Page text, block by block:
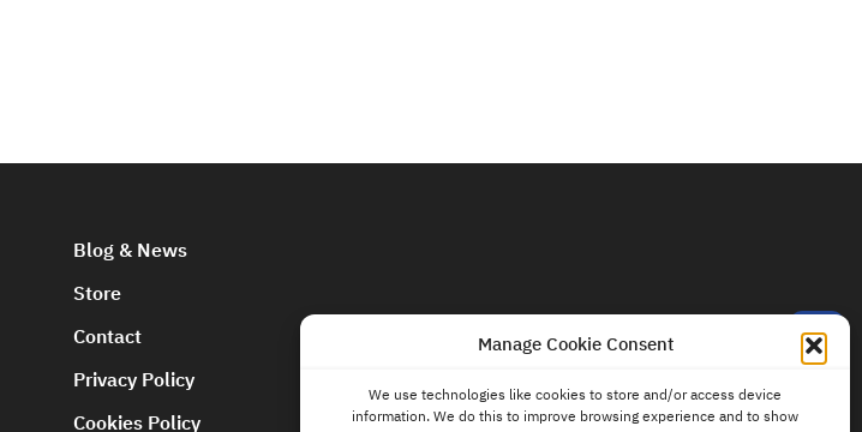
Manage Cookie Consent
We use technologies like cookies to store and/or access device
information. We do this to improve browsing experience and to show
Blog & News
Store
Contact
Privacy Policy
Cookies Policy
contact
us